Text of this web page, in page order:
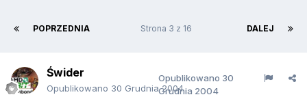
POPRZEDNIA DALEJ
Strona 3 z 16
Świder
Opublikowano 30 Grudnia 2004
Opublikowano 30
Grudnia 2004